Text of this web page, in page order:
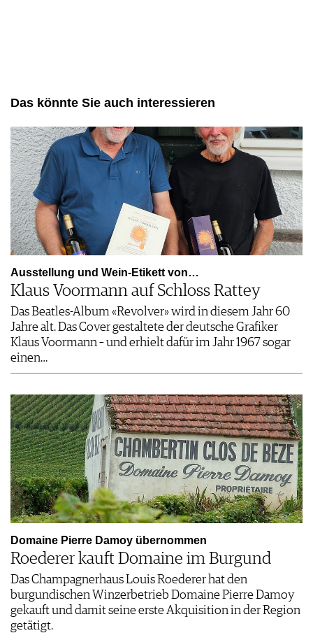
Das könnte Sie auch interessieren
Ausstellung und Wein-Etikett von…
Klaus Voormann auf Schloss Rattey
Das Beatles-Album «Revolver» wird in diesem Jahr 60
Jahre alt. Das Cover gestaltete der deutsche Grafiker
Klaus Voormann – und erhielt dafür im Jahr 1967 sogar
einen…
Domaine Pierre Damoy übernommen
Roederer kauft Domaine im Burgund
Das Champagnerhaus Louis Roederer hat den
burgundischen Winzerbetrieb Domaine Pierre Damoy
gekauft und damit seine erste Akquisition in der Region
getätigt.